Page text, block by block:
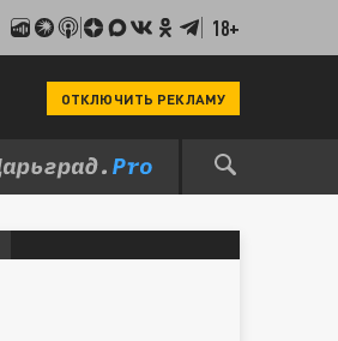
18+
ОТКЛЮЧИТЬ РЕКЛАМУ